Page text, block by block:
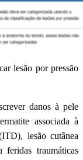
lesão por pressão
danos à pele
associada à
lesão cutânea
traumáticas